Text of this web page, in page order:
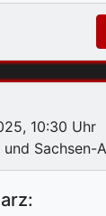
10:30 Uhr
Sachsen-